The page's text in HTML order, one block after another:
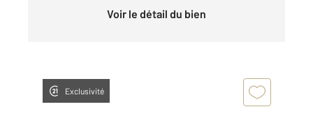
Voir le détail du bien
Exclusivité